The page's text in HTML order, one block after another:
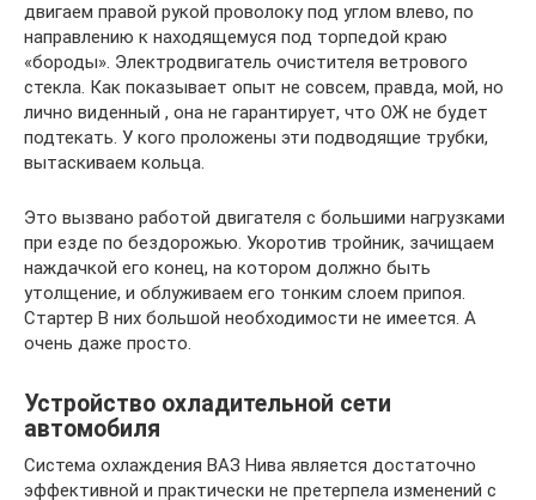
двигаем правой рукой проволоку под углом влево, по
направлению к находящемуся под торпедой краю
«бороды». Электродвигатель очистителя ветрового
стекла. Как показывает опыт не совсем, правда, мой, но
лично виденный , она не гарантирует, что ОЖ не будет
подтекать. У кого проложены эти подводящие трубки,
вытаскиваем кольца.
Это вызвано работой двигателя с большими нагрузками
при езде по бездорожью. Укоротив тройник, зачищаем
наждачкой его конец, на котором должно быть
утолщение, и облуживаем его тонким слоем припоя.
Стартер В них большой необходимости не имеется. А
очень даже просто.
Устройство охладительной сети
автомобиля
Система охлаждения ВАЗ Нива является достаточно
эффективной и практически не претерпела изменений с